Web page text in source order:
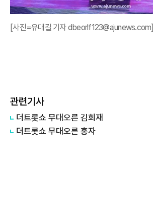
[사진=유대길 기자 dbeorlf123@ajunews.com]
관련기사
더트롯쇼 무대오른 김희재
더트롯쇼 무대오른 홍자